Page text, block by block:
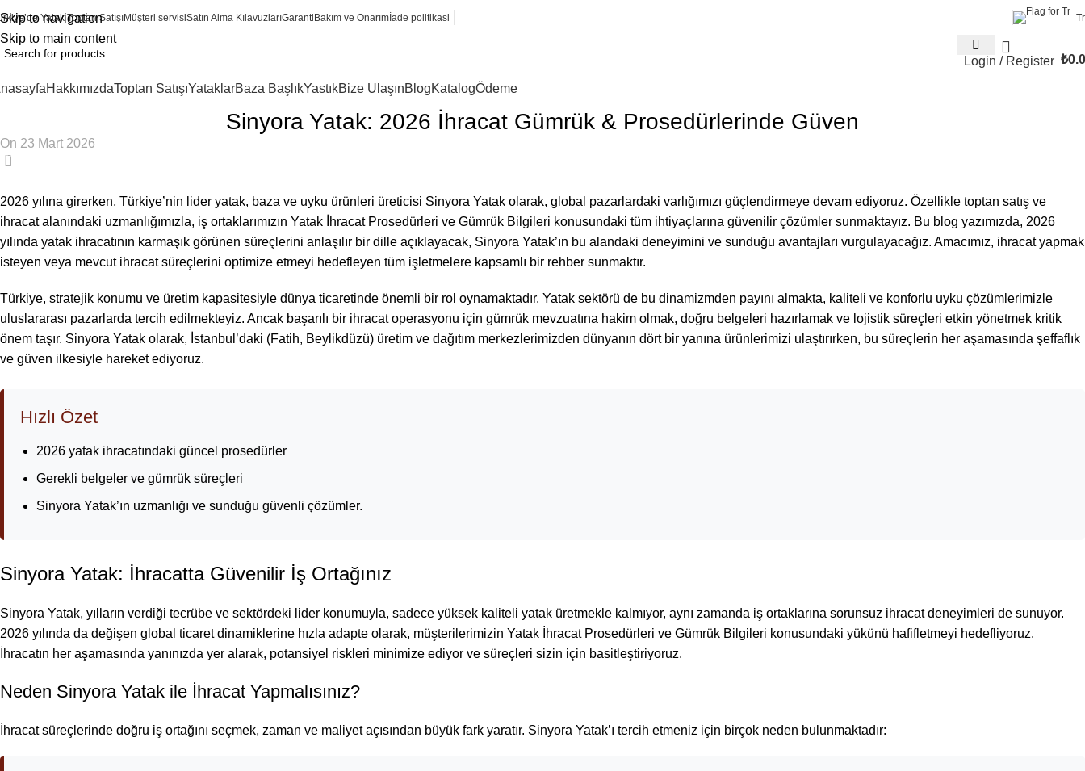
Skip to navigation
Skip to main content
Yatak Toptan SatışıMüşteri servisiSatın Alma KılavuzlarıGarantiBakım ve Onarımİade politikasi Tr
Login / Register ₺
HakkımızdaToptan SatışıYataklarBaza BaşlıkYastıkBize UlaşınBlogKatalogÖdeme
Sinyora Yatak: 2026 İhracat Gümrük & Prosedürlerinde Güven
On 23 Mart 2026
0
2026 yılına girerken, Türkiye’nin lider yatak, baza ve uyku ürünleri üreticisi Sinyora Yatak olarak, global pazarlardaki varlığımızı güçlendirmeye devam ediyoruz. Özellikle toptan satış ve
ihracat alanındaki uzmanlığımızla, iş ortaklarımızın Yatak İhracat Prosedürleri ve Gümrük Bilgileri konusundaki tüm ihtiyaçlarına güvenilir çözümler sunmaktayız. Bu blog yazımızda, 2026
yılında yatak ihracatının karmaşık görünen süreçlerini anlaşılır bir dille açıklayacak, Sinyora Yatak’ın bu alandaki deneyimini ve sunduğu avantajları vurgulayacağız. Amacımız, ihracat yapmak
isteyen veya mevcut ihracat süreçlerini optimize etmeyi hedefleyen tüm işletmelere kapsamlı bir rehber sunmaktır.
Türkiye, stratejik konumu ve üretim kapasitesiyle dünya ticaretinde önemli bir rol oynamaktadır. Yatak sektörü de bu dinamizmden payını almakta, kaliteli ve konforlu uyku çözümlerimizle
uluslararası pazarlarda tercih edilmekteyiz. Ancak başarılı bir ihracat operasyonu için gümrük mevzuatına hakim olmak, doğru belgeleri hazırlamak ve lojistik süreçleri etkin yönetmek kritik
önem taşır. Sinyora Yatak olarak, İstanbul’daki (Fatih, Beylikdüzü) üretim ve dağıtım merkezlerimizden dünyanın dört bir yanına ürünlerimizi ulaştırırken, bu süreçlerin her aşamasında şeffaflık
ve güven ilkesiyle hareket ediyoruz.
Hızlı Özet
2026 yatak ihracatındaki güncel prosedürler
Gerekli belgeler ve gümrük süreçleri
Sinyora Yatak’ın uzmanlığı ve sunduğu güvenli çözümler.
Sinyora Yatak: İhracatta Güvenilir İş Ortağınız
Sinyora Yatak, yılların verdiği tecrübe ve sektördeki lider konumuyla, sadece yüksek kaliteli yatak üretmekle kalmıyor, aynı zamanda iş ortaklarına sorunsuz ihracat deneyimleri de sunuyor.
2026 yılında da değişen global ticaret dinamiklerine hızla adapte olarak, müşterilerimizin Yatak İhracat Prosedürleri ve Gümrük Bilgileri konusundaki yükünü hafifletmeyi hedefliyoruz.
İhracatın her aşamasında yanınızda yer alarak, potansiyel riskleri minimize ediyor ve süreçleri sizin için basitleştiriyoruz.
Neden Sinyora Yatak ile İhracat Yapmalısınız?
İhracat süreçlerinde doğru iş ortağını seçmek, zaman ve maliyet açısından büyük fark yaratır. Sinyora Yatak’ı tercih etmeniz için birçok neden bulunmaktadır: